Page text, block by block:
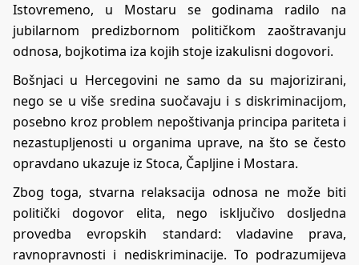
Istovremeno, u Mostaru se godinama radilo na
jubilarnom predizbornom političkom zaoštravanju
odnosa, bojkotima iza kojih stoje izakulisni dogovori.
Bošnjaci u Hercegovini ne samo da su majorizirani,
nego se u više sredina suočavaju i s diskriminacijom,
posebno kroz problem nepoštivanja principa pariteta i
nezastupljenosti u organima uprave, na što se često
opravdano ukazuje iz Stoca, Čapljine i Mostara.
Zbog toga, stvarna relaksacija odnosa ne može biti
politički dogovor elita, nego isključivo dosljedna
provedba evropskih standard: vladavine prava,
ravnopravnosti i nediskriminacije. To podrazumijeva